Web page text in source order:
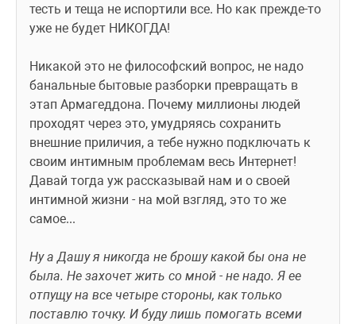
тесть и теща не испортили все. Но как прежде-то
уже не будет НИКОГДА!
Никакой это не философский вопрос, не надо
банальные бытовые разборки превращать в
этап Армагеддона. Почему миллионы людей
проходят через это, умудряясь сохранить
внешние приличия, а тебе нужно подключать к
своим интимным проблемам весь Интернет!
Давай тогда уж рассказывай нам и о своей
интимной жизни - на мой взгляд, это то же
самое...
Ну а Дашу я никогда не брошу какой бы она не
была. Не захочет жить со мной - не надо. Я ее
отпущу на все четыре стороны, как только
поставлю точку. И буду лишь помогать всеми